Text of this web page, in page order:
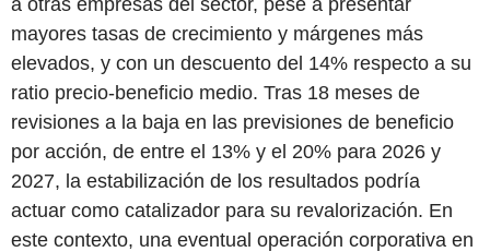
mayores tasas de crecimiento y márgenes más
elevados, y con un descuento del 14% respecto a su
ratio precio-beneficio medio. Tras 18 meses de
revisiones a la baja en las previsiones de beneficio
por acción, de entre el 13% y el 20% para 2026 y
2027, la estabilización de los resultados podría
actuar como catalizador para su revalorización. En
este contexto, una eventual operación corporativa en